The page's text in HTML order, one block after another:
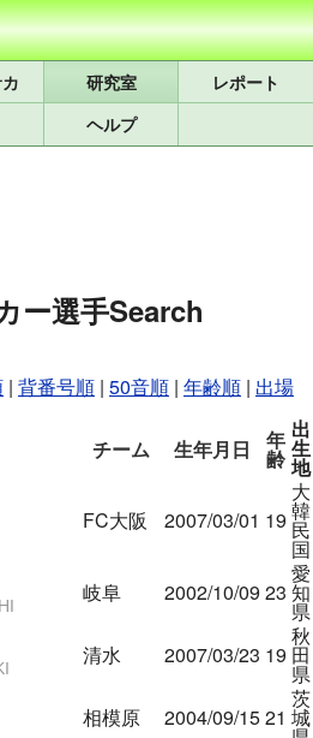
研究室
レポート
ヘルプ
ー選手Search
| 背番号順 | 50音順 | 年齢順 | 出場
チーム 生年月日 年
齢
出
生
地
FC大阪 2007/03/01 19
大
韓
民
国
岐阜 2002/10/09 23
愛
知
県
清水 2007/03/23 19
秋
田
県
相模原 2004/09/1521
茨
城